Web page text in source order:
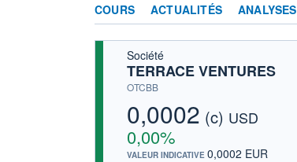
COURS ACTUALITÉS ANALYSES
Société
TERRACE VENTURES
OTCBB
0,0002 (c) USD
0,00%
VALEUR INDICATIVE 0,0002 EUR